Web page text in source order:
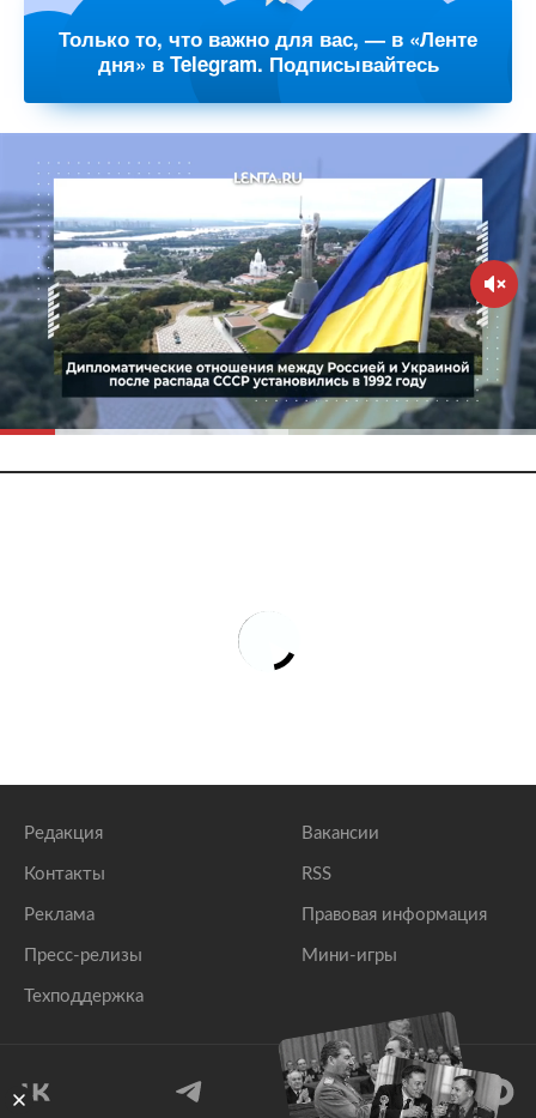
Только то, что важно для вас, — в «Ленте
дня» в Telegram. Подписывайтесь
Редакция
Контакты
Реклама
Пресс-релизы
Техподдержка
Вакансии
RSS
Правовая информация
Мини-игры